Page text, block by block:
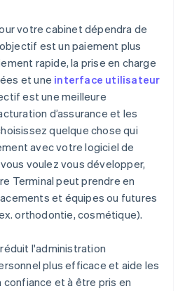
votre cabinet dépendra de
est un paiement plus
rapide, la prise en charge
et une interface utilisateur
est une meilleure
d’assurance et les
quelque chose qui
avec votre logiciel de
voulez vous développer,
Terminal peut prendre en
et équipes ou futures
orthodontie, cosmétique).
l'administration
plus efficace et aide les
et à être pris en